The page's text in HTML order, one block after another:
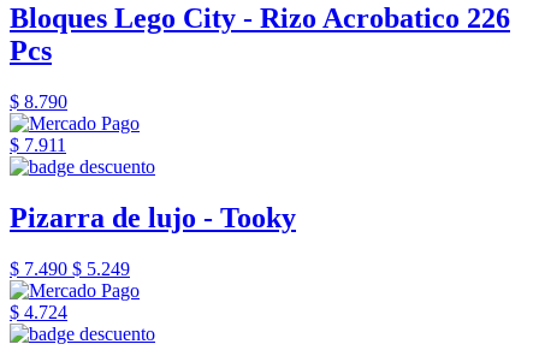
Bloques Lego City - Rizo Acrobatico 226
Pcs
$ 8.790
$ 7.911
Pizarra de lujo - Tooky
$ 7.490 $ 5.249
$ 4.724